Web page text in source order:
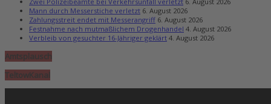
Mann durch Messerstiche verletzt 6. August 2026
Zahlungsstreit endet mit Messerangriff 6. August 2026
Festnahme nach mutmaßlichem Drogenhandel 4. August 2026
Verbleib von gesuchter 16-Jähriger geklärt 4. August 2026
Amtsplausch
TeltowKanal